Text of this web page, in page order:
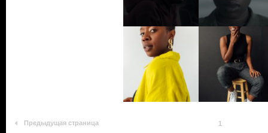
Предыдущая страница 1